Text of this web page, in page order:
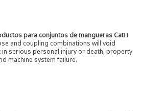
para conjuntos de mangueras CatΠ
and coupling combinations will void
serious personal injury or death, property
machine system failure.